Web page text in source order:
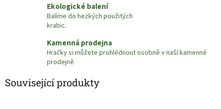
Ekologické balení
Balíme do hezkých použitých
krabic.
Kamenná prodejna
Hračky si můžete prohlédnout osobně v naší kamenné
prodejně
Související produkty